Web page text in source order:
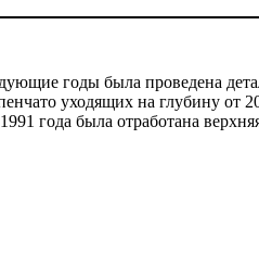
годы была проведена
уходящих на глубину
года была отработана